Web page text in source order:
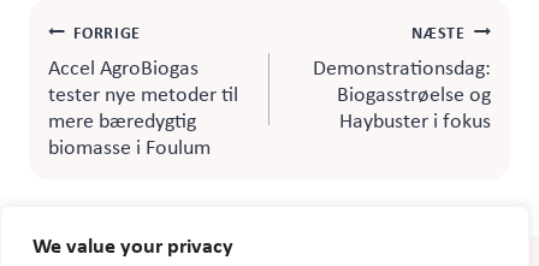
We value your privacy
Indlægsnavigation
FORRIGE
Accel AgroBiogas
tester nye metoder til
mere bæredygtig
biomasse i Foulum
NÆSTE
Demonstrationsdag:
Biogasstrøelse og
Haybuster i fokus